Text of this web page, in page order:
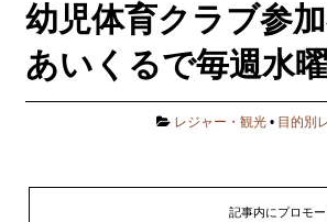
幼児体育クラブ参
あいくるで毎週水
レジャー・観光 • 目的別
記事内にプロモ